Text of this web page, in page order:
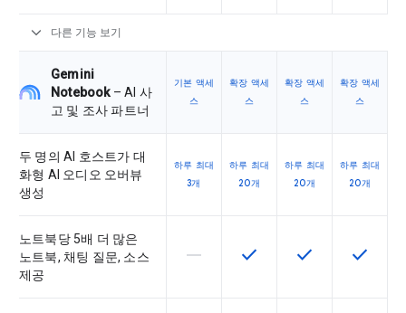
expand_more 다른 기능 보기
Gemini
Notebook– AI 사
고 및 조사 파트너
기본 액세
스
확장 액세
스
확장 액세
스
확장 액세
스
두 명의 AI 호스트가 대
화형 AI 오디오 오버뷰
생성
하루 최대
3개
하루 최대
20개
하루 최대
20개
하루 최대
20개
노트북당 5배 더 많은
노트북, 채팅 질문, 소스
제공
이 기능은 이 SKU에서 지원되지
horizontal_rule 이 기능은 SKU에서 사용
check 이 기능은 SKU
check 이 기능
check